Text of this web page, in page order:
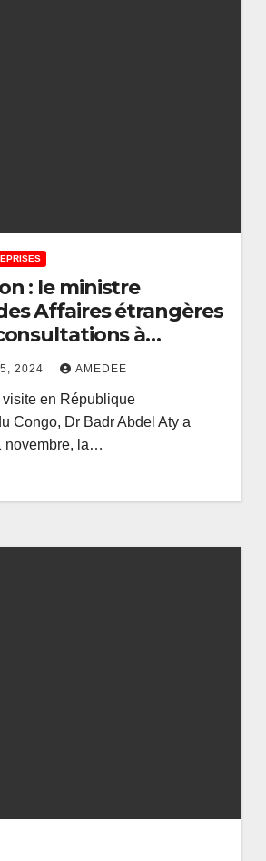
: le ministre
Affaires étrangères
à
2024 AMEDEE
en République
Congo, Dr Badr Abdel Aty a
novembre, la…
des
dans le
des
:
ACTUALITÉS